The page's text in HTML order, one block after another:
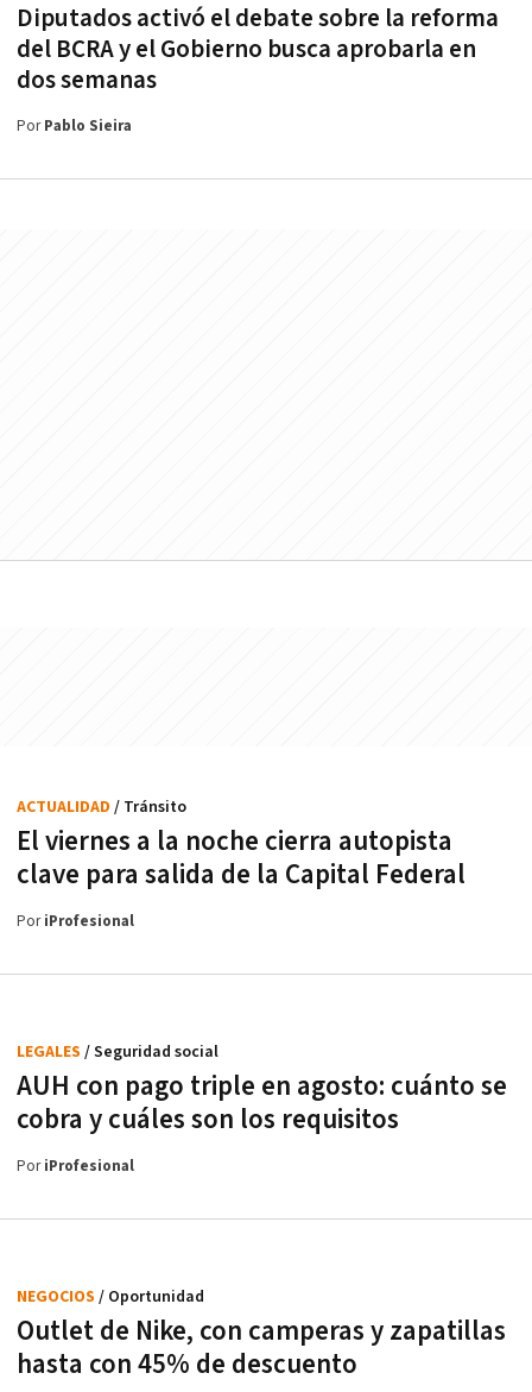
Diputados activó el debate sobre la reforma
del BCRA y el Gobierno busca aprobarla en
dos semanas
PorPablo Sieira
El viernes a la noche cierra autopista
clave para salida de la Capital Federal
ACTUALIDAD / Tránsito
PoriProfesional
AUH con pago triple en agosto: cuánto se
cobra y cuáles son los requisitos
LEGALES / Seguridad social
PoriProfesional
Outlet de Nike, con camperas y zapatillas
hasta con 45% de descuento
NEGOCIOS / Oportunidad